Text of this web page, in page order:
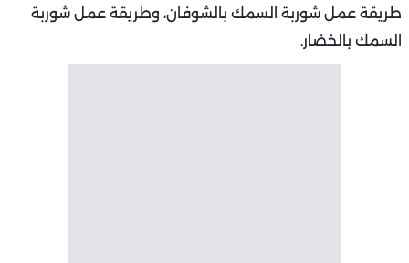
طريقة عمل شوربة السمك بالشوفان، وطريقة عمل شوربة
السمك بالخضار.